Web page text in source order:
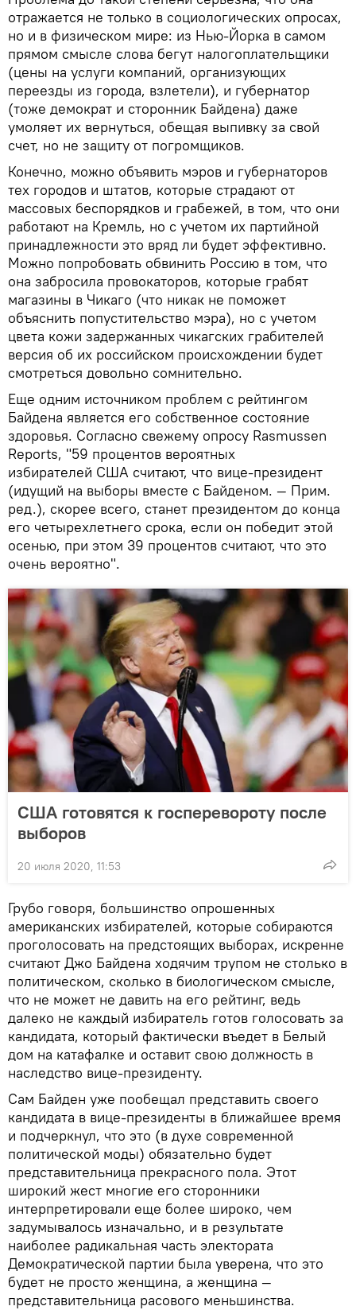
отражается не только в социологических опросах,
но и в физическом мире: из Нью-Йорка в самом
прямом смысле слова бегут налогоплательщики
(цены на услуги компаний, организующих
переезды из города, взлетели), и губернатор
(тоже демократ и сторонник Байдена) даже
умоляет их вернуться, обещая выпивку за свой
счет, но не защиту от погромщиков.
Конечно, можно объявить мэров и губернаторов
тех городов и штатов, которые страдают от
массовых беспорядков и грабежей, в том, что они
работают на Кремль, но с учетом их партийной
принадлежности это вряд ли будет эффективно.
Можно попробовать обвинить Россию в том, что
она забросила провокаторов, которые грабят
магазины в Чикаго (что никак не поможет
объяснить попустительство мэра), но с учетом
цвета кожи задержанных чикагских грабителей
версия об их российском происхождении будет
смотреться довольно сомнительно.
Еще одним источником проблем с рейтингом
Байдена является его собственное состояние
здоровья. Согласно свежему опросу Rasmussen
Reports, "59 процентов вероятных
избирателей США считают, что вице-президент
(идущий на выборы вместе с Байденом. — Прим.
ред.), скорее всего, станет президентом до конца
его четырехлетнего срока, если он победит этой
осенью, при этом 39 процентов считают, что это
очень вероятно".
США готовятся к госперевороту после
выборов
20 июля 2020, 11:53
Грубо говоря, большинство опрошенных
американских избирателей, которые собираются
проголосовать на предстоящих выборах, искренне
считают Джо Байдена ходячим трупом не столько в
политическом, сколько в биологическом смысле,
что не может не давить на его рейтинг, ведь
далеко не каждый избиратель готов голосовать за
кандидата, который фактически въедет в Белый
дом на катафалке и оставит свою должность в
наследство вице-президенту.
Сам Байден уже пообещал представить своего
кандидата в вице-президенты в ближайшее время
и подчеркнул, что это (в духе современной
политической моды) обязательно будет
представительница прекрасного пола. Этот
широкий жест многие его сторонники
интерпретировали еще более широко, чем
задумывалось изначально, и в результате
наиболее радикальная часть электората
Демократической партии была уверена, что это
будет не просто женщина, а женщина —
представительница расового меньшинства.